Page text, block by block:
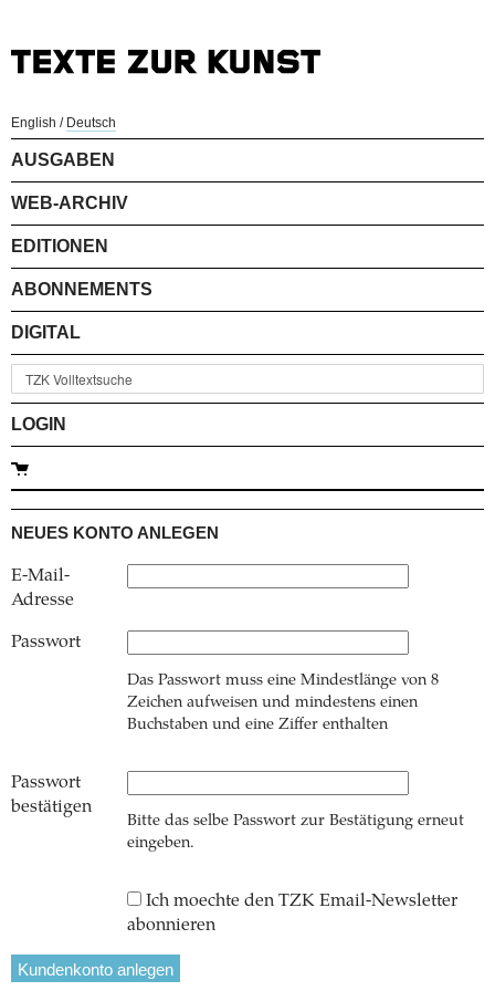
English / Deutsch
AUSGABEN
WEB-ARCHIV
EDITIONEN
ABONNEMENTS
DIGITAL
LOGIN
NEUES KONTO ANLEGEN
E-Mail-
Adresse
Passwort
Das Passwort muss eine Mindestlänge von 8
Zeichen aufweisen und mindestens einen
Buchstaben und eine Ziffer enthalten
Passwort
bestätigen
Bitte das selbe Passwort zur Bestätigung erneut
eingeben.
Ich moechte den TZK Email-Newsletter
abonnieren